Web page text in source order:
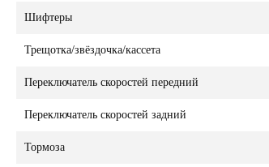
Шифтеры
Трещотка/звёздочка/кассета
Переключатель скоростей передний
Переключатель скоростей задний
Тормоза